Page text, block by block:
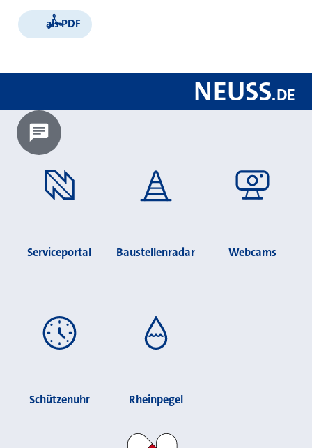
als PDF
NEUSS.DE
Chatbot laden?
Serviceportal Baustellenradar Webcams
Schützenuhr Rheinpegel